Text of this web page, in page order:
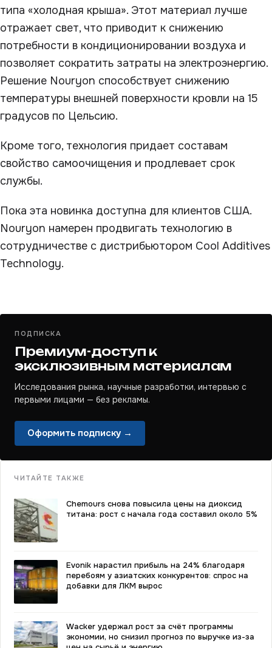
типа «холодная крыша». Этот материал лучше
отражает свет, что приводит к снижению
потребности в кондиционировании воздуха и
позволяет сократить затраты на электроэнергию.
Решение Nouryon способствует снижению
температуры внешней поверхности кровли на 15
градусов по Цельсию.
Кроме того, технология придает составам
свойство самоочищения и продлевает срок
службы.
Пока эта новинка доступна для клиентов США.
Nouryon намерен продвигать технологию в
сотрудничестве с дистрибьютором Cool Additives
Technology.
ПОДПИСКА
Премиум-доступ к
эксклюзивным материалам
Исследования рынка, научные разработки, интервью с
первыми лицами — без рекламы.
Оформить подписку →
ЧИТАЙТЕ ТАКЖЕ
Chemours снова повысила цены на диоксид
титана: рост с начала года составил около 5%
Evonik нарастил прибыль на 24% благодаря
перебоям у азиатских конкурентов: спрос на
добавки для ЛКМ вырос
Wacker удержал рост за счёт программы
экономии, но снизил прогноз по выручке из-за